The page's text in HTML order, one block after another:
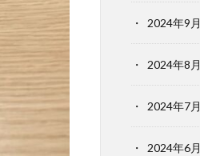
2024年9月
2024年8月
2024年7月
2024年6月